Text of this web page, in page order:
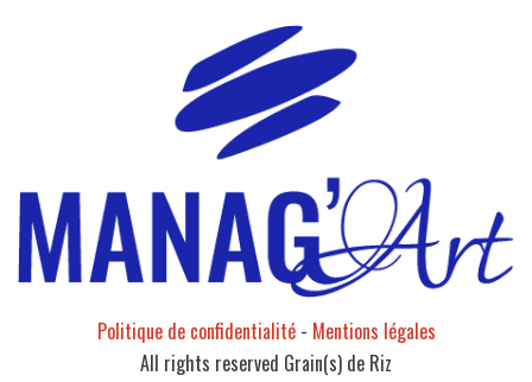
Politique de confidentialité- Mentions légales
All rights reserved Grain(s) de Riz